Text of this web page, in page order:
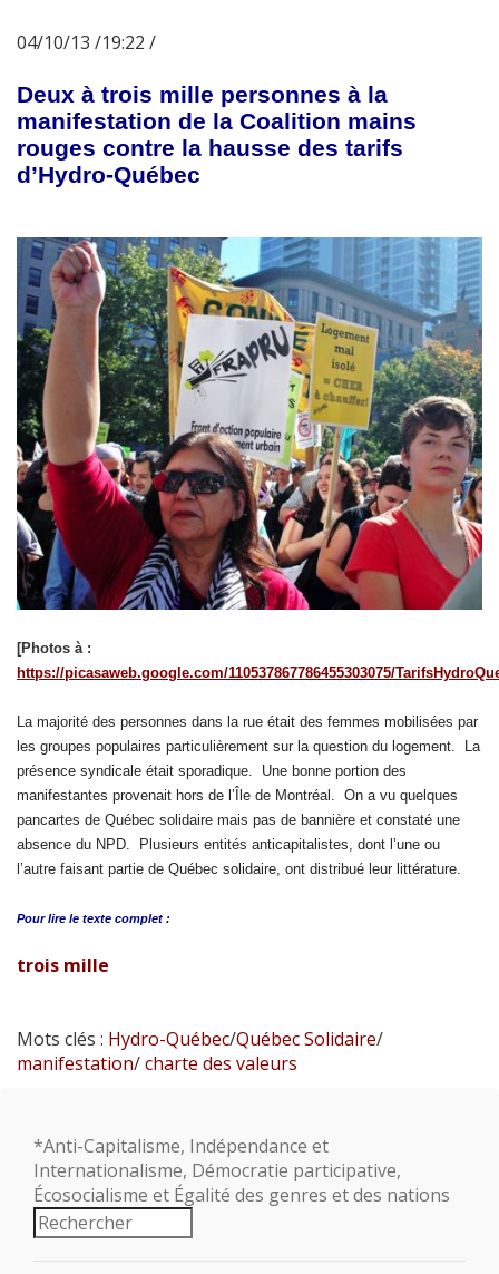
04/10/13 /19:22 /
Deux à trois mille personnes à la
manifestation de la Coalition mains
rouges contre la hausse des tarifs
d’Hydro-Québec
[Photos à :
https://picasaweb.google.com/110537867786455303075/
La majorité des personnes dans la rue était des femmes mobilisées par
les groupes populaires particulièrement sur la question du logement. La
présence syndicale était sporadique. Une bonne portion des
manifestantes provenait hors de l’Île de Montréal. On a vu quelques
pancartes de Québec solidaire mais pas de bannière et constaté une
absence du NPD. Plusieurs entités anticapitalistes, dont l’une ou
l’autre faisant partie de Québec solidaire, ont distribué leur littérature.
Pour lire le texte complet :
trois mille
Mots clés : Hydro-Québec/Québec Solidaire/
manifestation/charte des valeurs
*Anti-Capitalisme, Indépendance et
Internationalisme, Démocratie participative,
Écosocialisme et Égalité des genres et des nations